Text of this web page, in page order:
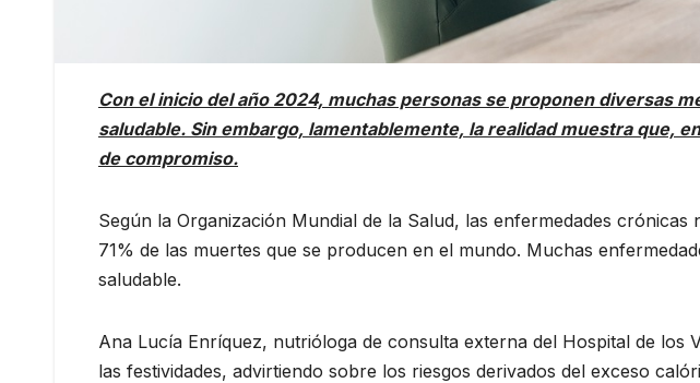
Con el inicio del año 2024, muchas personas se proponen diversas
saludable. Sin embargo, lamentablemente, la realidad muestra que,
de compromiso.
Según la Organización Mundial de la Salud, las enfermedades
71% de las muertes que se producen en el mundo. Muchas
saludable.
Ana Lucía Enríquez, nutrióloga de consulta externa del Hospital de los
las festividades, advirtiendo sobre los riesgos derivados del exceso